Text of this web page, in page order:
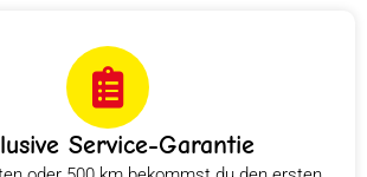
Service-Garantie